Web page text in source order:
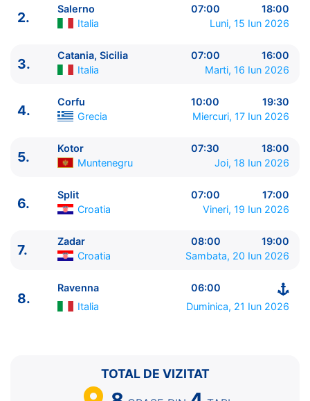
Norwegian Gem
Ziua | Portul | Sosire - Plecare
----------------------------------------
Salerno Italia
3.
Catania, Sicilia
07:00 - 16:00
5.
Kotor Muntenegru
07:30 - 18:00
6.
Croatia
2.
Salerno 07:00
18:00
Italia
Luni, 15 Iun 2026
3.
Catania, Sicilia 07:00
16:00
Italia
Marti, 16 Iun 2026
4.
Corfu 10:00
19:30
Grecia
Miercuri, 17 Iun 2026
5.
Kotor 07:30
18:00
Muntenegru
Joi, 18 Iun 2026
6.
Split 07:00
17:00
Croatia
Vineri, 19 Iun 2026
7.
Zadar 08:00
19:00
Croatia
Sambata, 20 Iun 2026
8.
Ravenna
06:00
Italia
Duminica, 21 Iun 2026
TOTAL DE VIZITAT